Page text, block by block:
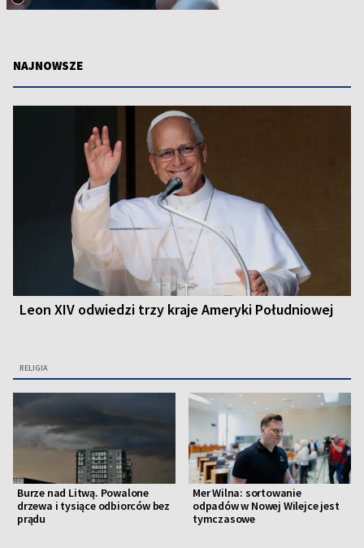
NAJNOWSZE
Leon XIV odwiedzi trzy kraje Ameryki Południowej
RELIGIA
Burze nad Litwą. Powalone
drzewa i tysiące odbiorców bez
prądu
Mer Wilna: sortowanie
odpadów w Nowej Wilejce jest
tymczasowe